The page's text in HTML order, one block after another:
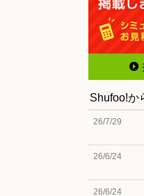
Shufoo!か
26/7/29
26/6/24
26/6/24